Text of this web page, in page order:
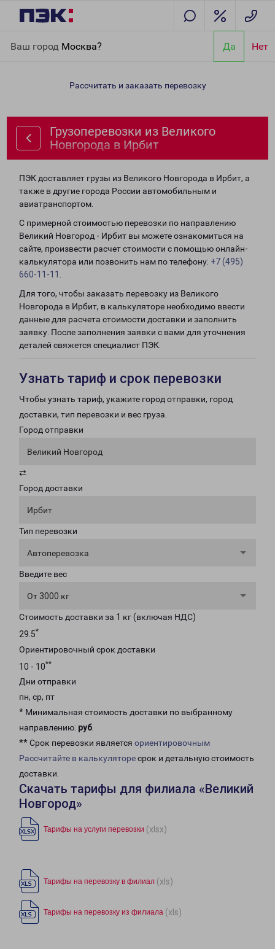
Ваш город Москва? Да Нет
Новгорода в Ирбит
Рассчитать и заказать перевозку
Грузоперевозки из Великого
Новгорода в Ирбит
ПЭК доставляет грузы из Великого Новгорода в Ирбит, а
также в другие города России автомобильным и
авиатранспортом.
С примерной стоимостью перевозки по направлению
Великий Новгород - Ирбит вы можете ознакомиться на
сайте, произвести расчет стоимости с помощью онлайн-
калькулятора или позвонить нам по телефону: +7 (495)
660-11-11
Для того, чтобы заказать перевозку из Великого
Новгорода в Ирбит, в калькуляторе необходимо ввести
данные для расчета стоимости доставки и заполнить
заявку. После заполнения заявки с вами для уточнения
деталей свяжется специалист ПЭК.
Узнать тариф и срок перевозки
Чтобы узнать тариф, укажите город отправки, город
доставки, тип перевозки и вес груза.
Город отправки
Великий Новгород
⇄
Город доставки
Ирбит
Тип перевозки
Автоперевозка
Введите вес
От 3000 кг
Стоимость доставки за 1 кг (включая НДС)
29.5*
Ориентировочный срок доставки
10 - 10**
Дни отправки
пн, ср, пт
* Минимальная стоимость доставки по выбранному
направлению: руб.
** Срок перевозки является ориентировочным
Рассчитайте в калькуляторесрок и детальную стоимость
доставки.
Скачать тарифы для филиала «Великий
Новгород»
Тарифы на услуги перевозки (xlsx)
Тарифы на перевозку в филиал (xls)
Тарифы на перевозку из филиала (xls)